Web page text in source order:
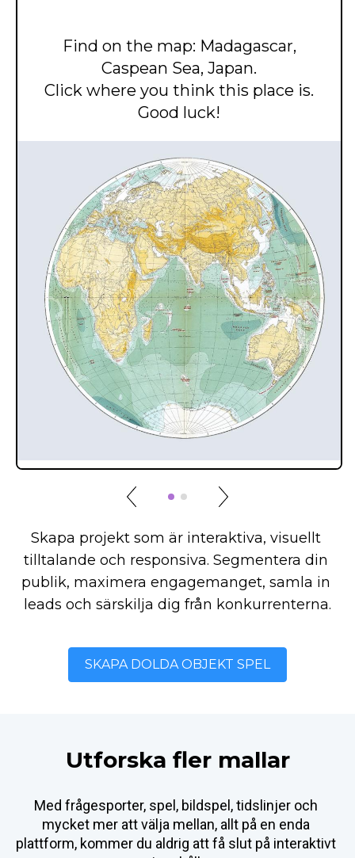
Skapa projekt som är interaktiva, visuellt
tilltalande och responsiva. Segmentera din
publik, maximera engagemanget, samla in
leads och särskilja dig från konkurrenterna.
SKAPA DOLDA OBJEKT SPEL
Utforska fler mallar
Med frågesporter, spel, bildspel, tidslinjer och
mycket mer att välja mellan, allt på en enda
plattform, kommer du aldrig att få slut på interaktivt